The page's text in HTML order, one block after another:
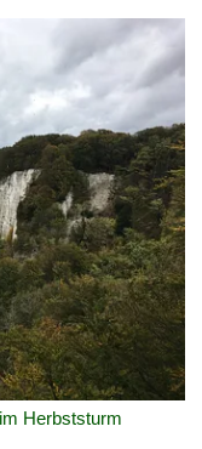
Herbststurm